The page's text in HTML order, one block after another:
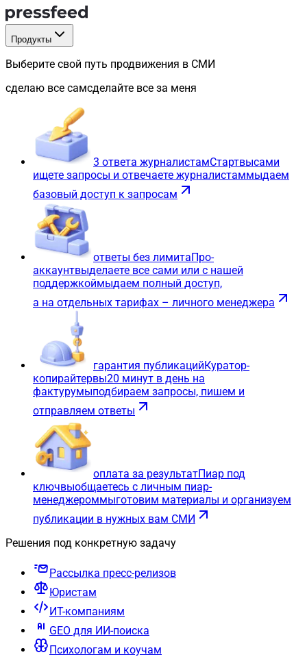
Продукты
Выберите свой путь продвижения в СМИ
сделаю все самсделайте все за меня
3 ответа журналистамСтартвысами
ищете запросы и отвечаете журналистаммыдаем
базовый доступ к запросам
ответы без лимитаПро-
аккаунтвыделаете все сами или с нашей
поддержкоймыдаем полный доступ,
а на отдельных тарифах – личного менеджера
гарантия публикацийКуратор-
копирайтервы20 минут в день на
фактурумыподбираем запросы, пишем и
отправляем ответы
оплата за результатПиар под
ключвыобщаетесь с личным пиар-
менеджероммыготовим материалы и организуем
публикации в нужных вам СМИ
Решения под конкретную задачу
Рассылка пресс-релизов
Юристам
ИТ-компаниям
GEO для ИИ-поиска
Психологам и коучам